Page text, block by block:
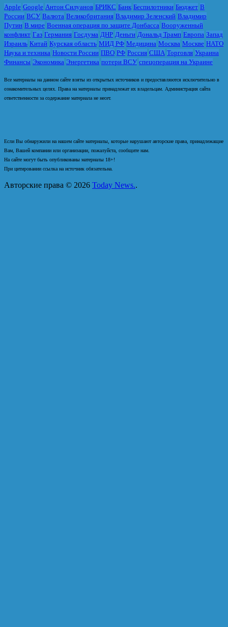
Apple Google Антон Силуанов БРИКС Банк Беспилотники Бюджет В
России ВСУ Валюта Великобритания Владимир Зеленский Владимир
Путин В мире Военная операция по защите Донбасса Вооруженный
конфликт Газ Германия Госдума ДНР Деньги Дональд Трамп Европа Запад
Израиль Китай Курская область МИД РФ Медицина Москва Москве НАТО
Наука и техника Новости России ПВО РФ Россия США Торговля Украина
Финансы Экономика Энергетика потери ВСУ спецоперация на Украине
Все материалы на данном сайте взяты из открытых источников и предоставляются исключительно в
ознакомительных целях. Права на материалы принадлежат их владельцам. Администрация сайта
ответственности за содержание материала не несет.
Если Вы обнаружили на нашем сайте материалы, которые нарушают авторские права, принадлежащие
Вам, Вашей компании или организации, пожалуйста, сообщите нам.
На сайте могут быть опубликованы материалы 18+!
При цитировании ссылка на источник обязательна.
Авторские права © 2026 Today News..